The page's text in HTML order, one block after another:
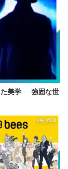
美学──強固な世